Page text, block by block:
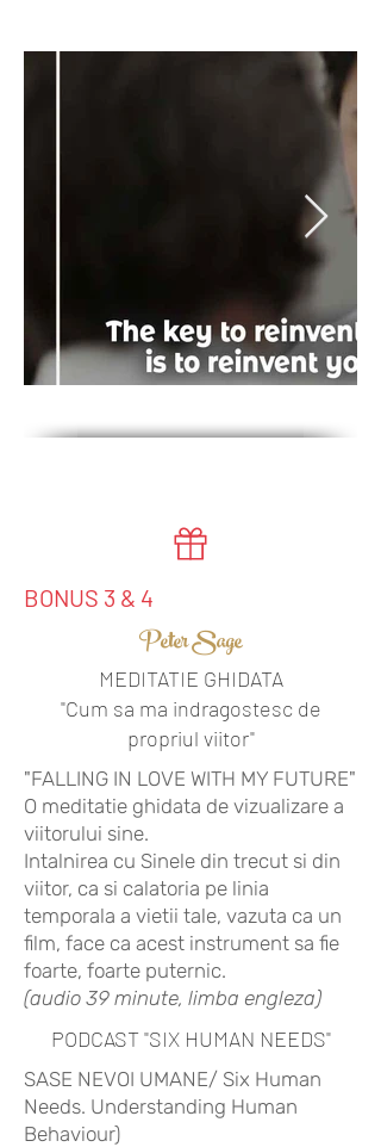
BONUS 3 & 4
Peter Sage
MEDITATIE GHIDATA
"Cum sa ma indragostesc de
propriul viitor"
"FALLING IN LOVE WITH MY FUTURE"
O meditatie ghidata de vizualizare a
viitorului sine.
Intalnirea cu Sinele din trecut si din
viitor, ca si calatoria pe linia
temporala a vietii tale, vazuta ca un
film, face ca acest instrument sa fie
foarte, foarte puternic.
(audio 39 minute, limba engleza)
PODCAST "SIX HUMAN NEEDS"
SASE NEVOI UMANE/ Six Human
Needs. Understanding Human
Behaviour)